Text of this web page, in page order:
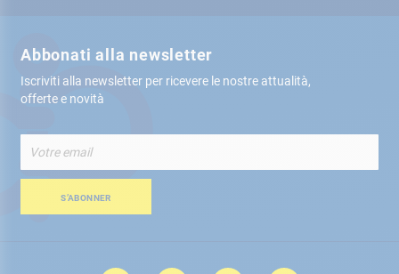
Abbonati alla newsletter
Iscriviti alla newsletter per ricevere le nostre attualità,
offerte e novità
alla
nostra
Newsletter:S’ABONNER